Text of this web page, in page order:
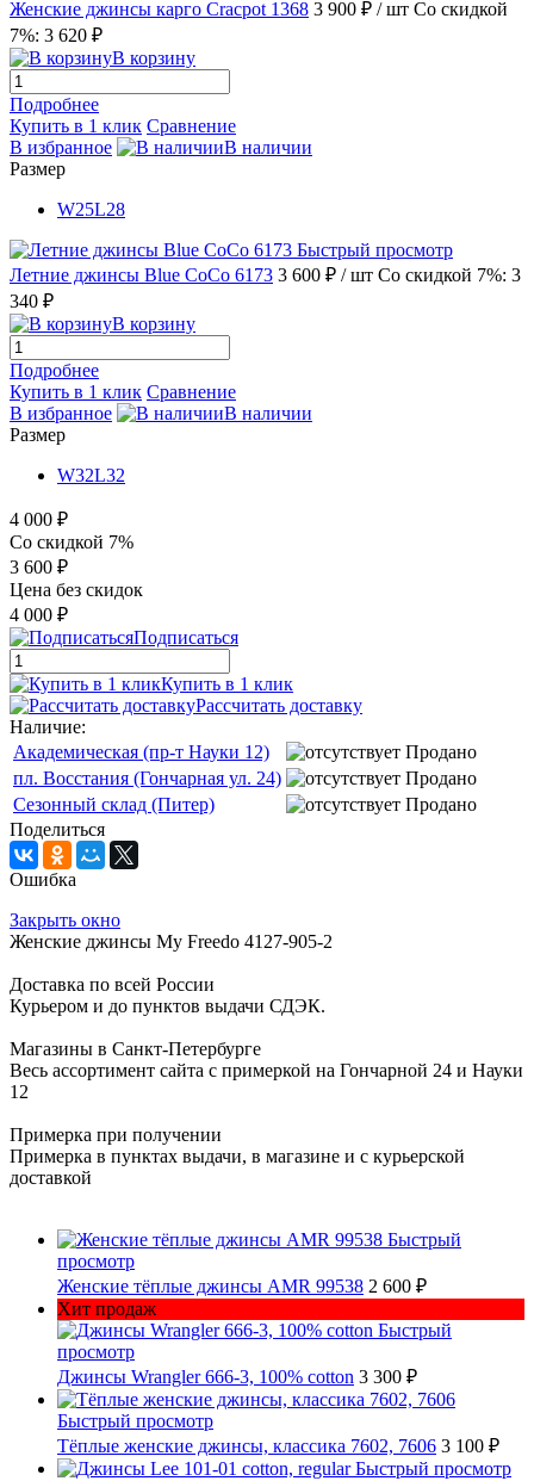
Женские джинсы карго Cracpot 1368 3 900 ₽ / шт Со скидкой
7%: 3 620 ₽
В корзину
Подробнее
Купить в 1 клик Сравнение
В избранное
В наличии
Размер
W25L28
Быстрый просмотр
Летние джинсы Blue CoCo 6173 3 600 ₽ / шт Со скидкой 7%: 3
340 ₽
В корзину
Подробнее
Купить в 1 клик Сравнение
В избранное
В наличии
Размер
W32L32
4 000 ₽
Со скидкой 7%
3 600 ₽
Цена без скидок
4 000 ₽
Подписаться
Купить в 1 клик
Рассчитать доставку
Наличие:
Академическая (пр-т Науки 12)
Продано
пл. Восстания (Гончарная ул. 24)
Продано
Сезонный склад (Питер)
Продано
Поделиться
Ошибка
Закрыть окно
Женские джинсы My Freedo 4127-905-2
Доставка по всей России
Курьером и до пунктов выдачи СДЭК.
Магазины в Санкт-Петербурге
Весь ассортимент сайта с примеркой на Гончарной 24 и Науки
12
Примерка при получении
Примерка в пунктах выдачи, в магазине и с курьерской
доставкой
Быстрый
просмотр
Женские тёплые джинсы AMR 99538 2 600 ₽
Хит продаж
Быстрый
просмотр
Джинсы Wrangler 666-3, 100% cotton 3 300 ₽
Быстрый просмотр
Тёплые женские джинсы, классика 7602, 7606 3 100 ₽
Быстрый просмотр